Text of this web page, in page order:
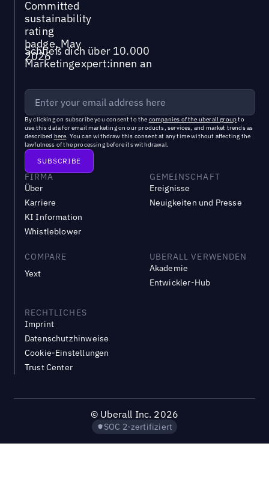
Schließ dich über 10.000
Marketingexpert:innen an
By clicking on subscribe you consent to the companies of the uberall groupto
use this data for email marketing on our products, services, and market trends as
described here. You can withdraw this consent at any time without affecting the
lawfulness of the processing before its withdrawal.
FIRMA
Über
Karriere
KI Information
Whistleblower
GEMEINSCHAFT
Ereignisse
Neuigkeiten und Presse
COMPARE
Yext
UBERALL VERWENDEN
Akademie
Entwickler-Hub
RECHTLICHES
Imprint
Datenschutzhinweise
Cookie-Einstellungen
Trust Center
© Uberall Inc. 2026
SOC 2-zertifiziert